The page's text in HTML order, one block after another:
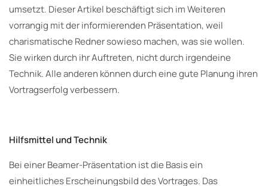
umsetzt. Dieser Artikel beschäftigt sich im Weiteren
vorrangig mit der informierenden Präsentation, weil
charismatische Redner sowieso machen, was sie wollen.
Sie wirken durch ihr Auftreten, nicht durch irgendeine
Technik. Alle anderen können durch eine gute Planung ihren
Vortragserfolg verbessern.
Hilfsmittel und Technik
Bei einer Beamer-Präsentation ist die Basis ein
einheitliches Erscheinungsbild des Vortrages. Das